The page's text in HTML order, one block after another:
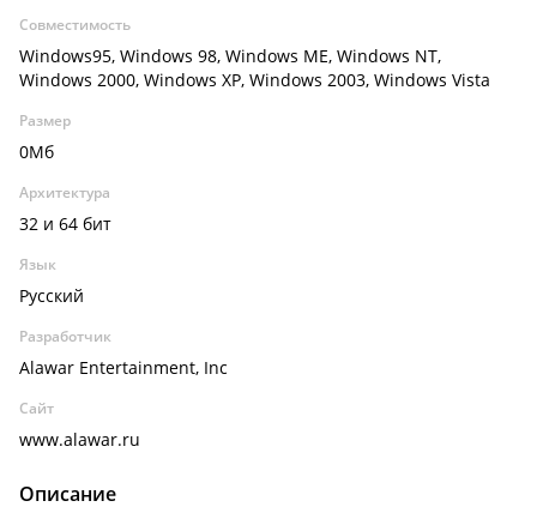
Совместимость
Windows95, Windows 98, Windows ME, Windows NT,
Windows 2000, Windows XP, Windows 2003, Windows Vista
Размер
0Мб
Архитектура
32 и 64 бит
Язык
Русский
Разработчик
Alawar Entertainment, Inc
Сайт
www.alawar.ru
Описание